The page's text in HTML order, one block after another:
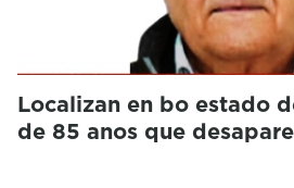
Localizan en bo estado
de 85 anos que